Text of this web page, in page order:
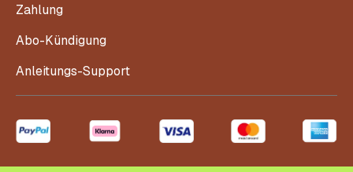
Zahlung
Abo-Kündigung
Anleitungs-Support